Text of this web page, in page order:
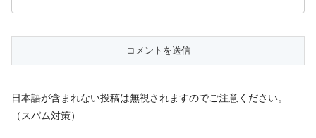
日本語が含まれない投稿は無視されますのでご注意ください。
（スパム対策）